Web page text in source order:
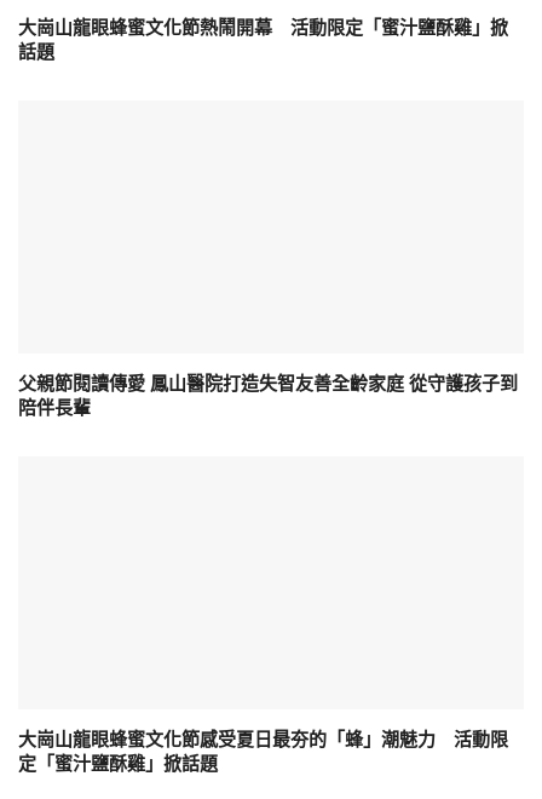
大崗山龍眼蜂蜜文化節熱鬧開幕 活動限定「蜜汁鹽酥雞」掀
話題
父親節閱讀傳愛 鳳山醫院打造失智友善全齡家庭 從守護孩子到
陪伴長輩
大崗山龍眼蜂蜜文化節感受夏日最夯的「蜂」潮魅力 活動限
定「蜜汁鹽酥雞」掀話題